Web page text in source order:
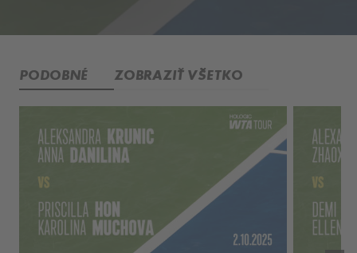
PODOBNÉ ZOBRAZIŤ VŠETKO